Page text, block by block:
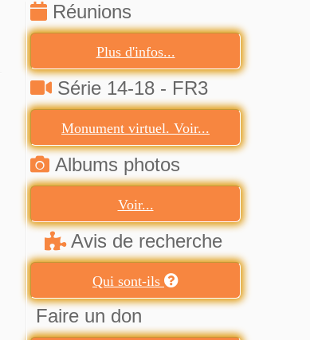
Réunions
Plus d'infos...
Série 14-18 - FR3
Monument virtuel. Voir...
Albums photos
Voir...
Avis de recherche
Qui sont-ils
Faire un don